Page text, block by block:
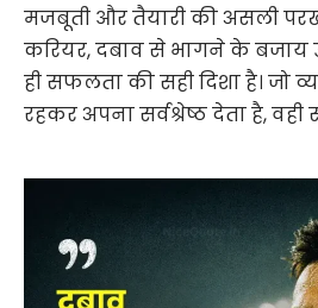
मजबूती और तैयारी की असली परख
करियर, दबाव से भागने के बजाय
ही सफलता की सही दिशा है। जो
रहकर अपना सर्वश्रेष्ठ देता है, वही